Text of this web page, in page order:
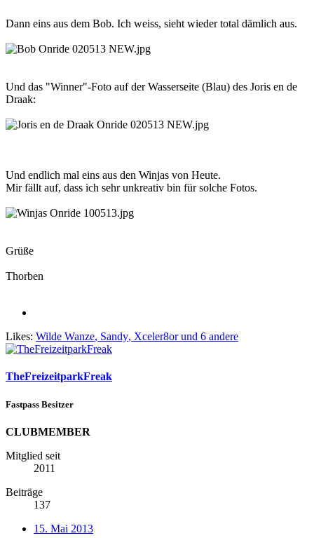
Dann eins aus dem Bob. Ich weiss, sieht wieder total dämlich aus.
Und das "Winner"-Foto auf der Wasserseite (Blau) des Joris en de
Draak:
Und endlich mal eins aus den Winjas von Heute.
Mir fällt auf, dass ich sehr unkreativ bin für solche Fotos.
Grüße
Thorben
Likes: Wilde Wanze, Sandy, Xceler8orund 6 andere
TheFreizeitparkFreak
Fastpass Besitzer
CLUBMEMBER
Mitglied seit
2011
Beiträge
137
15. Mai 2013